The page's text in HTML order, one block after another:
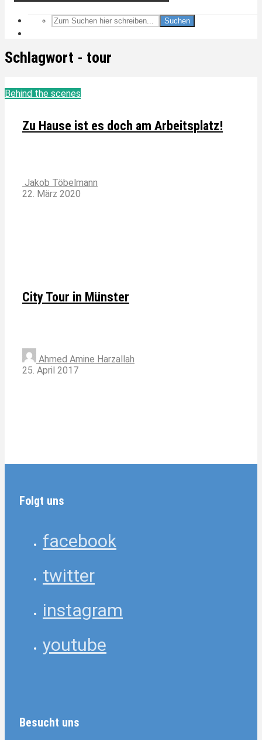
Suchen
Schlagwort - tour
Behind the scenes
Zu Hause ist es doch am Arbeitsplatz!
Jakob Töbelmann
22. März 2020
City Tour in Münster
Ahmed Amine Harzallah
25. April 2017
Folgt uns
facebook
twitter
instagram
youtube
Besucht uns